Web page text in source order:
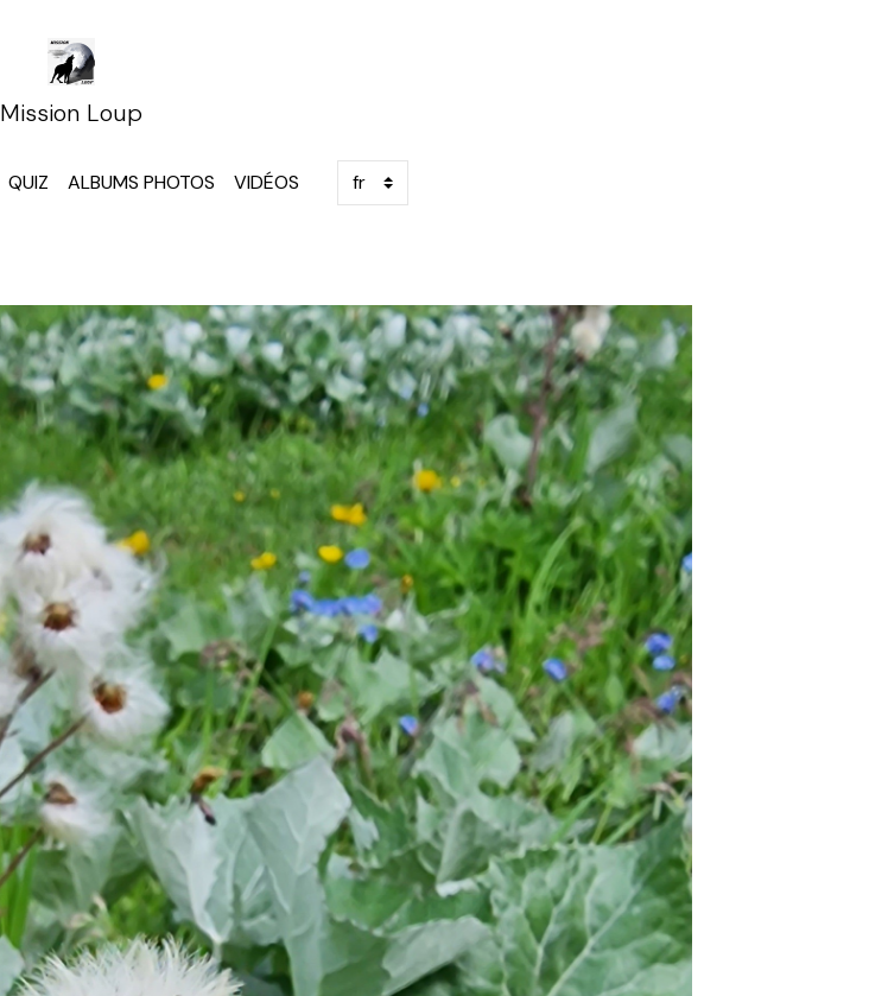
Mission Loup
QUIZ ALBUMS PHOTOS VIDÉOS